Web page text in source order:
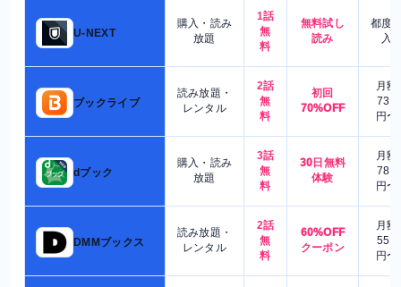
U-NEXT
購入・読み
放題
1話
無
料
無料試し
読み
都度
入
ブックライブ
読み放題・
レンタル
2話
無
料
初回
70%OFF
月額
730
円〜
dブック
購入・読み
放題
3話
無
料
30日無料
体験
月額
780
円〜
DMMブックス
読み放題・
レンタル
2話
無
料
60%OFF
クーポン
月額
550
円〜